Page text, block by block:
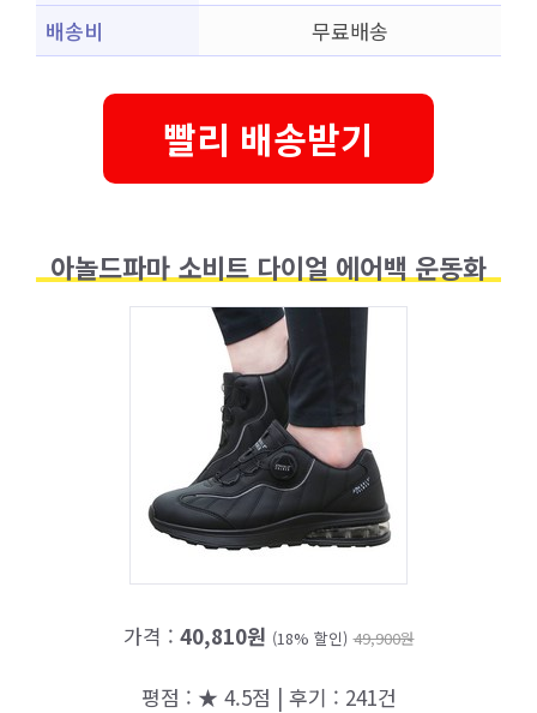
배송비 무료배송
빨리 배송받기
아놀드파마 소비트 다이얼 에어백 운동화
가격 : 40,810원 (18% 할인) 49,900원
평점 : ★ 4.5점 | 후기 : 241건